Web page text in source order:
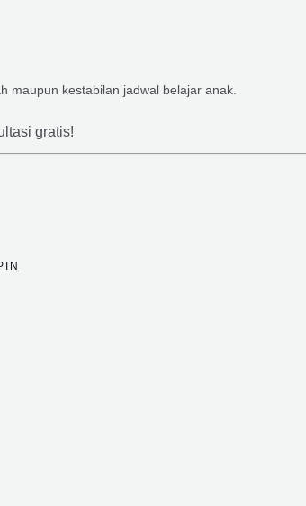
maupun kestabilan jadwal belajar anak.
gratis!